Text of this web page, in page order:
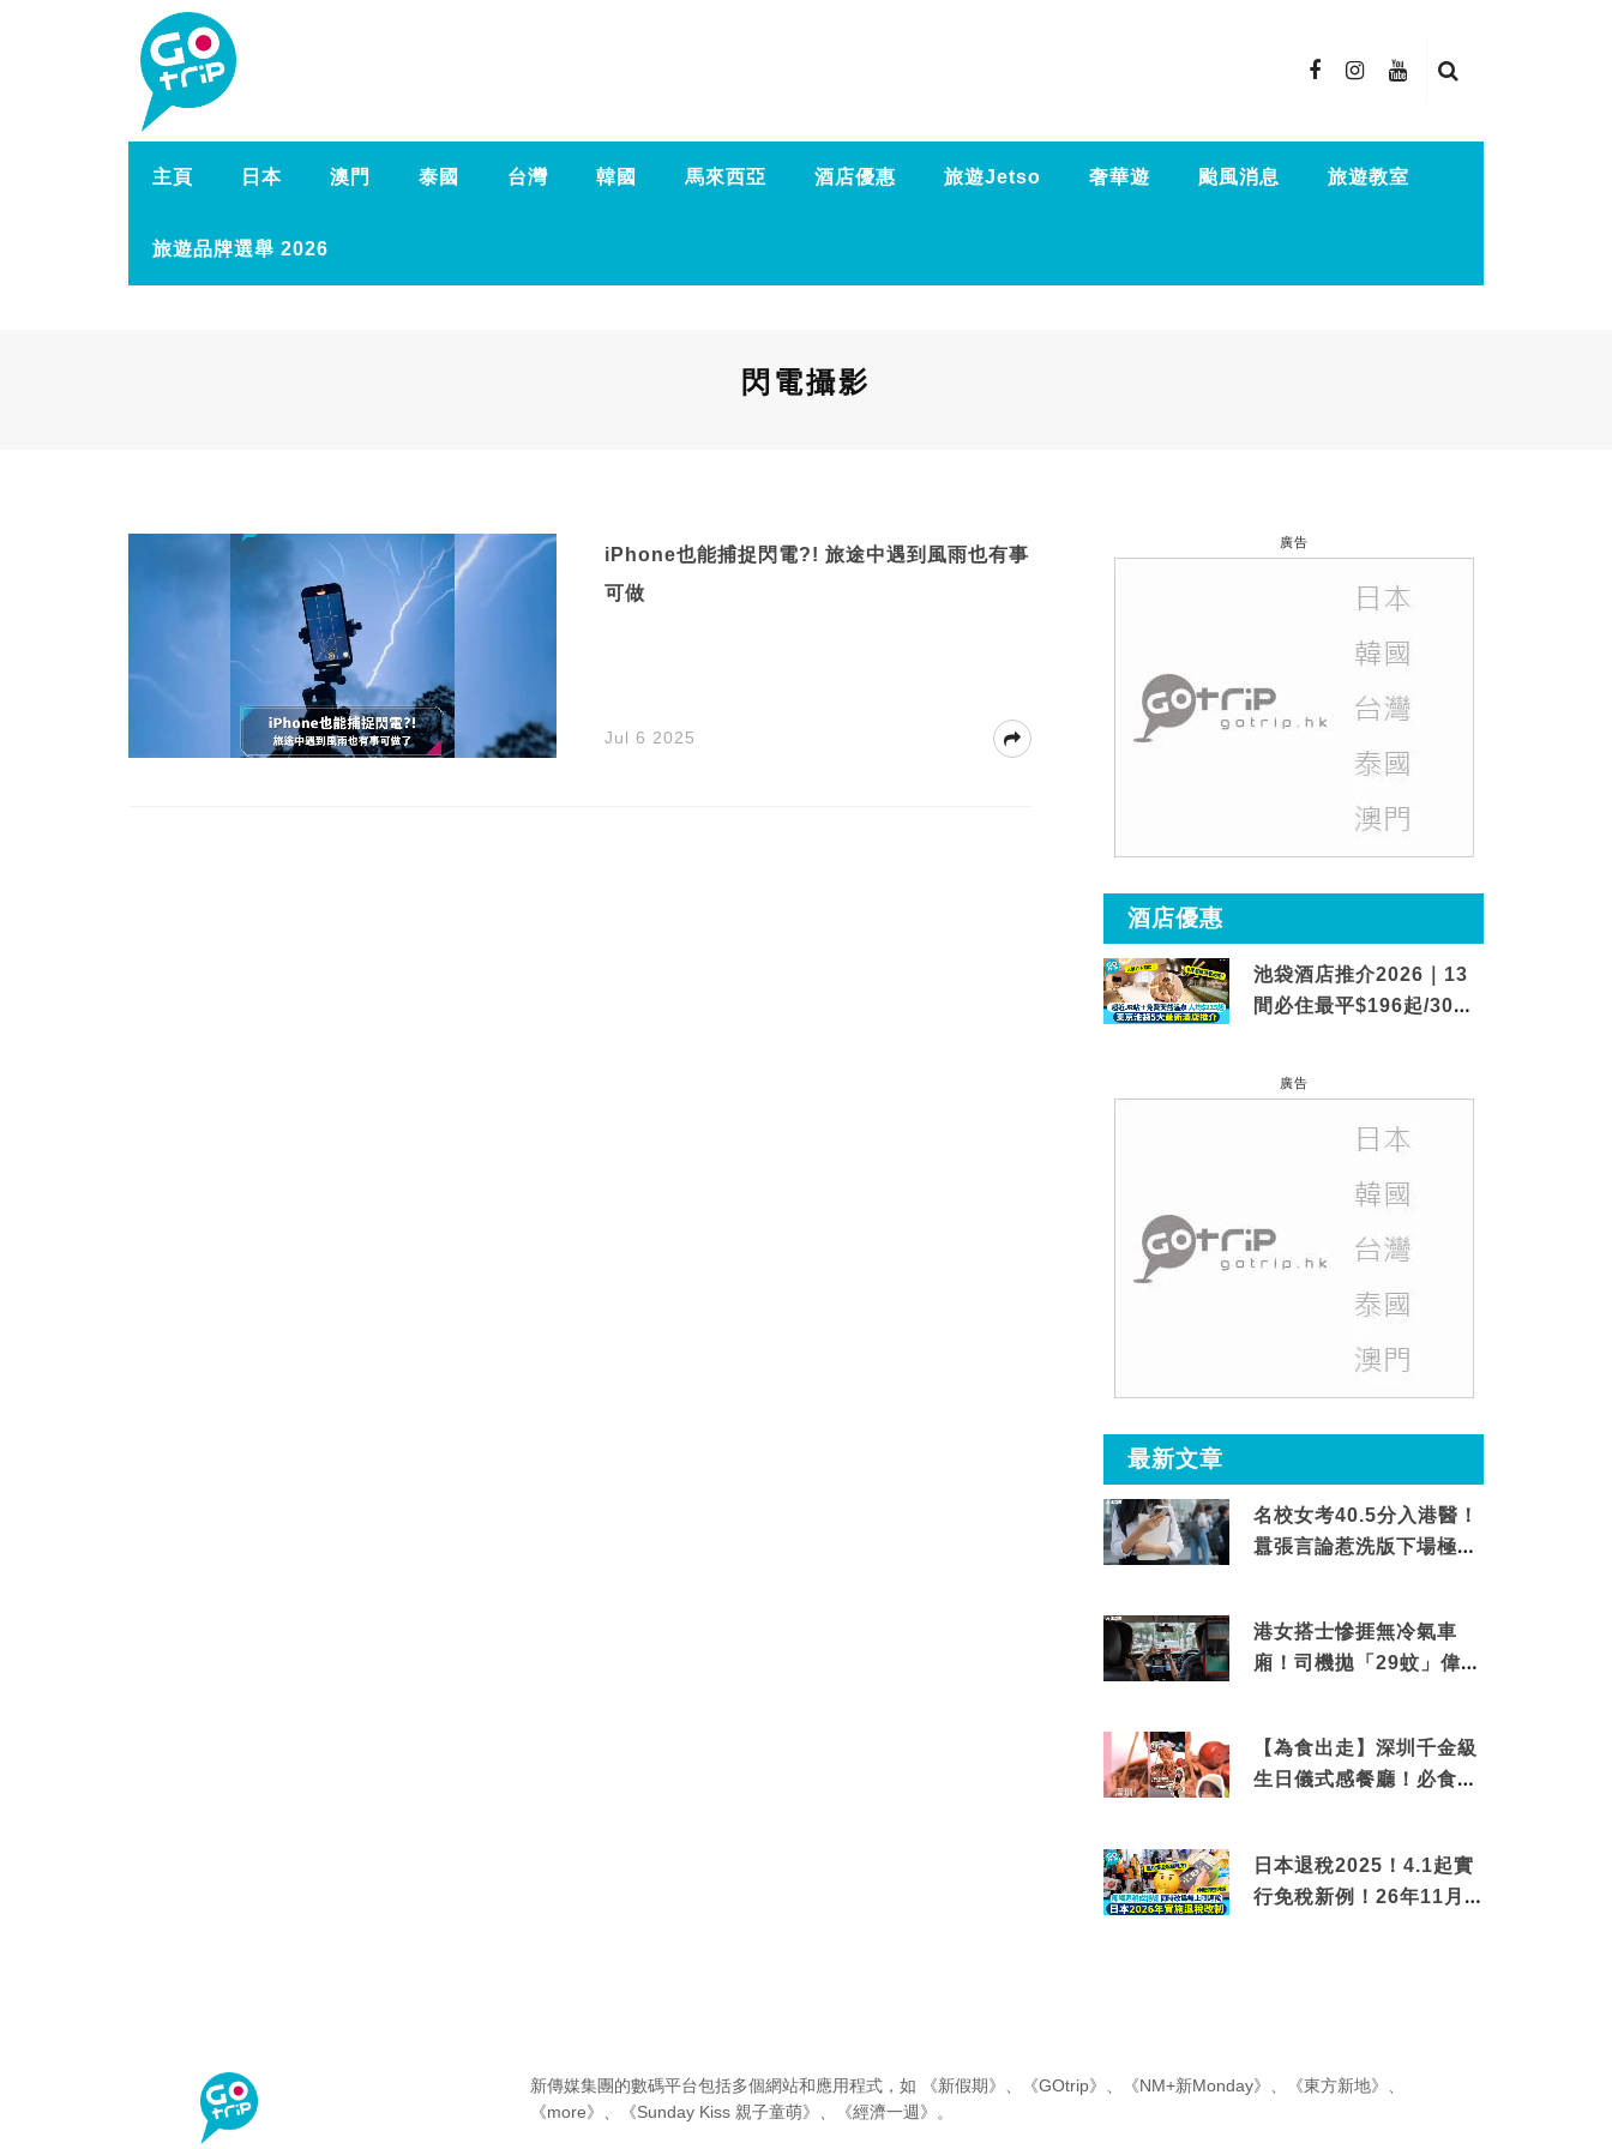
主頁 日本 澳門 泰國 台灣 韓國 馬來西亞 酒店優惠 旅遊Jetso 奢華遊 颱風消息 旅遊教室
旅遊品牌選舉 2026
閃電攝影
iPhone也能捕捉閃電?! 旅途中遇到風雨也有事
可做
Jul 6 2025
廣告
酒店優惠
池袋酒店推介2026｜13
間必住最平$196起/30秒
廣告
最新文章
名校女考40.5分入港醫！
囂張言論惹洗版下場極震
港女搭士慘捱無冷氣車
廂！司機拋「29蚊」偉論
【為食出走】深圳千金級
生日儀式感餐廳！必食失
日本退稅2025！4.1起實
行免稅新例！26年11月
新傳媒集團的數碼平台包括多個網站和應用程式，如 《新假期》 《GOtrip》 《NM+新Monday》 《東方新地》
《more》
《Sunday Kiss 親子童萌》 《經濟一週》 。